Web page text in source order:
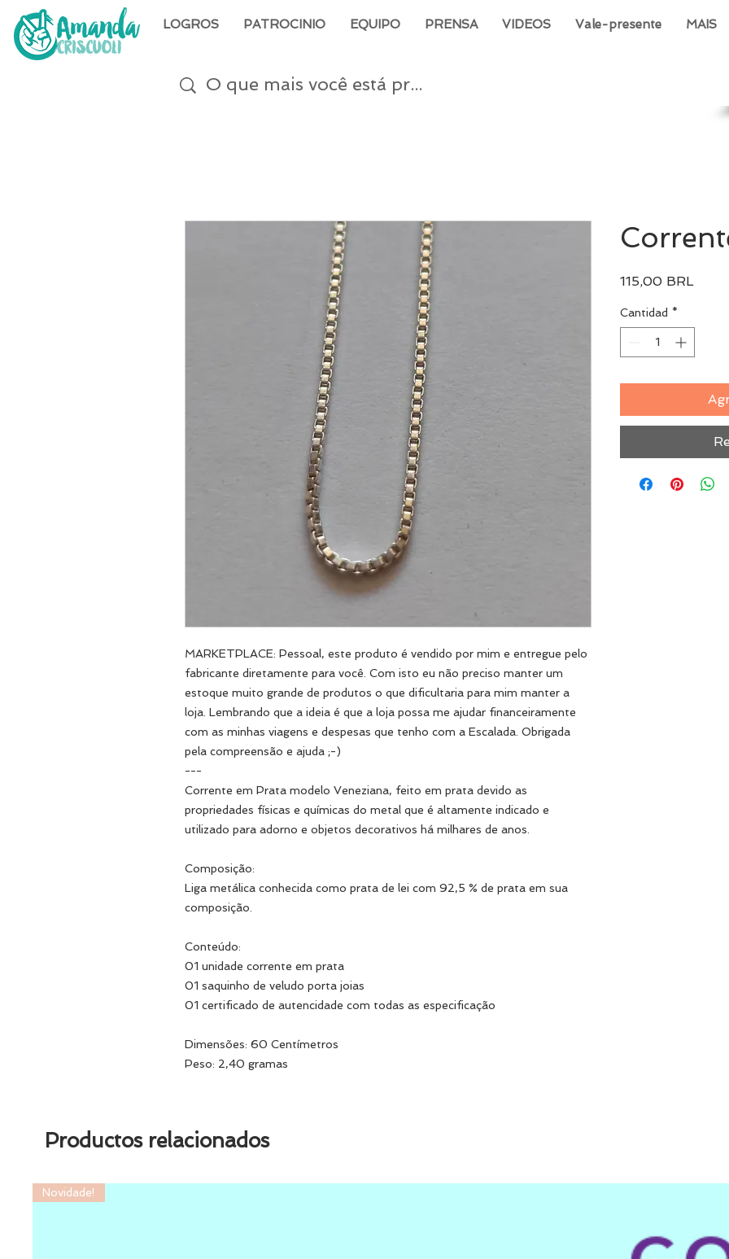
LOGROS PATROCINIO EQUIPO PRENSA VIDEOS Vale-presente MAIS
MARKETPLACE: Pessoal, este produto é vendido por mim e entregue pelo
fabricante diretamente para você. Com isto eu não preciso manter um
estoque muito grande de produtos o que dificultaria para mim manter a
loja. Lembrando que a ideia é que a loja possa me ajudar financeiramente
com as minhas viagens e despesas que tenho com a Escalada. Obrigada
pela compreensão e ajuda ;-)
---
Corrente em Prata modelo Veneziana, feito em prata devido as
propriedades físicas e químicas do metal que é altamente indicado e
utilizado para adorno e objetos decorativos há milhares de anos.
Composição:
Liga metálica conhecida como prata de lei com 92,5 % de prata em sua
composição.
Conteúdo:
01 unidade corrente em prata
01 saquinho de veludo porta joias
01 certificado de autencidade com todas as especificação
Dimensões: 60 Centímetros
Peso: 2,40 gramas
115,00 BRL
Cantidad *
Productos relacionados
Novidade!